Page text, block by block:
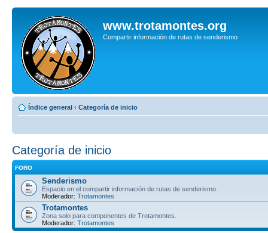
www.trotamontes.org
Compartir información de rutas de senderismo
Índice general ‹ Categoría de inicio
Categoría de inicio
FORO
Senderismo
Espacio en el compartir información de rutas de senderismo.
Moderador: Trotamontes
Trotamontes
Zona solo para componentes de Trotamontes.
Moderador: Trotamontes